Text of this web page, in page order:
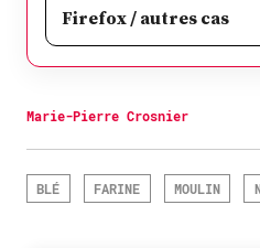
Firefox / autres cas
Marie-Pierre Crosnier
BLÉ FARINE MOULIN